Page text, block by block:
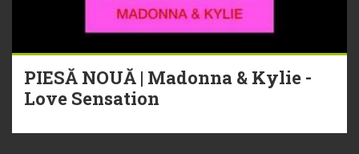
PIESĂ NOUĂ | Madonna & Kylie -
Love Sensation